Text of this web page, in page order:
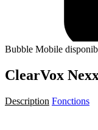
Bubble Mobile
ClearVox
Description Fonctions